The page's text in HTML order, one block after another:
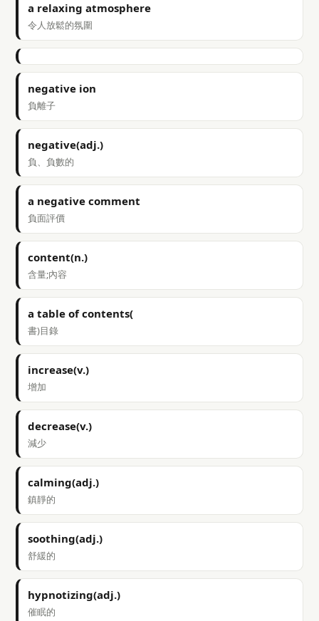
a relaxing atmosphere
令人放鬆的氛圍
negative ion
負離子
negative(adj.)
負、負數的
a negative comment
負面評價
content(n.)
含量;內容
a table of contents(
書)目錄
increase(v.)
增加
decrease(v.)
減少
calming(adj.)
鎮靜的
soothing(adj.)
舒緩的
hypnotizing(adj.)
催眠的